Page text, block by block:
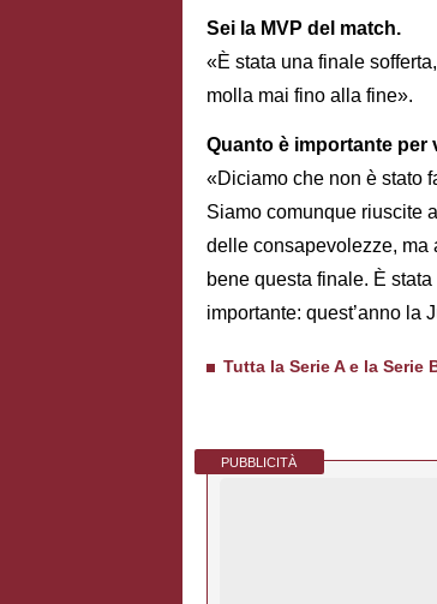
Sei la MVP del match.
«È stata una finale
molla mai fino alla fine».
Quanto è importante
«Diciamo che non è stato
Siamo comunque riuscite
delle consapevolezze, ma
bene questa finale. È
importante: quest’anno la
Tutta la Serie A e la Serie
PUBBLICITÀ